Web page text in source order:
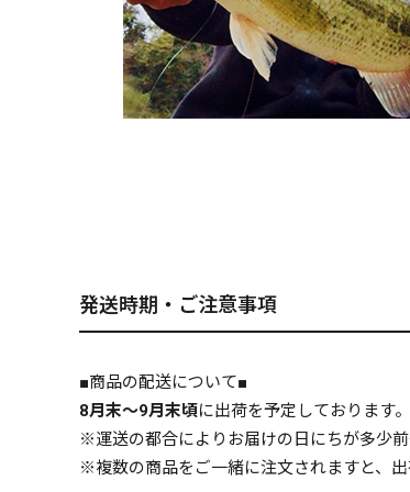
発送時期・ご注意事項
■商品の配送について■
8月末～9月末頃に出荷を予定しております。
※運送の都合によりお届けの日にちが多少前
※複数の商品をご一緒に注文されますと、